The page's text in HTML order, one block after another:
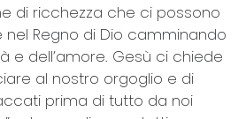
di ricchezza che ci possono
Regno di Dio camminando
e dell’amore. Gesù ci chiede
al nostro orgoglio e di
prima di tutto da noi